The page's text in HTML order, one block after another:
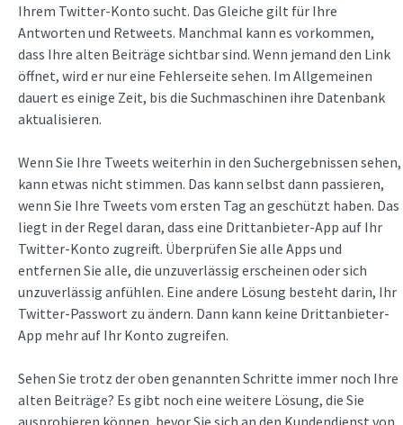
Ihrem Twitter-Konto sucht. Das Gleiche gilt für Ihre
Antworten und Retweets. Manchmal kann es vorkommen,
dass Ihre alten Beiträge sichtbar sind. Wenn jemand den Link
öffnet, wird er nur eine Fehlerseite sehen. Im Allgemeinen
dauert es einige Zeit, bis die Suchmaschinen ihre Datenbank
aktualisieren.
Wenn Sie Ihre Tweets weiterhin in den Suchergebnissen sehen,
kann etwas nicht stimmen. Das kann selbst dann passieren,
wenn Sie Ihre Tweets vom ersten Tag an geschützt haben. Das
liegt in der Regel daran, dass eine Drittanbieter-App auf Ihr
Twitter-Konto zugreift. Überprüfen Sie alle Apps und
entfernen Sie alle, die unzuverlässig erscheinen oder sich
unzuverlässig anfühlen. Eine andere Lösung besteht darin, Ihr
Twitter-Passwort zu ändern. Dann kann keine Drittanbieter-
App mehr auf Ihr Konto zugreifen.
Sehen Sie trotz der oben genannten Schritte immer noch Ihre
alten Beiträge? Es gibt noch eine weitere Lösung, die Sie
ausprobieren können, bevor Sie sich an den Kundendienst von